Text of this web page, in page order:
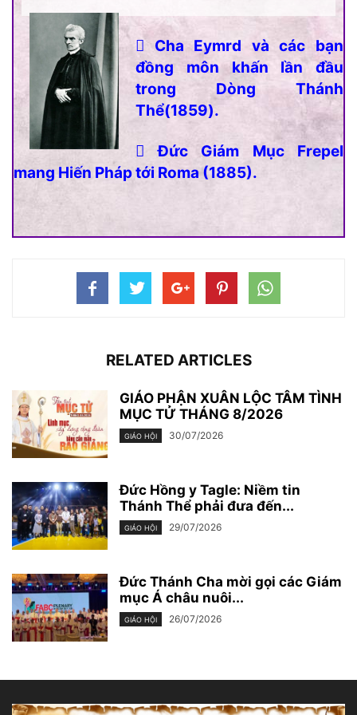
 Cha Eymrd và các bạn
đồng môn khấn lần đầu
trong Dòng Thánh
Thể(1859).
 Đức Giám Mục Frepel
mang Hiến Pháp tới Roma (1885).
RELATED ARTICLES
GIÁO PHẬN XUÂN LỘC TÂM TÌNH
MỤC TỬ THÁNG 8/2026
GIÁO HỘI 30/07/2026
Đức Hồng y Tagle: Niềm tin
Thánh Thể phải đưa đến...
GIÁO HỘI 29/07/2026
Đức Thánh Cha mời gọi các Giám
mục Á châu nuôi...
GIÁO HỘI 26/07/2026